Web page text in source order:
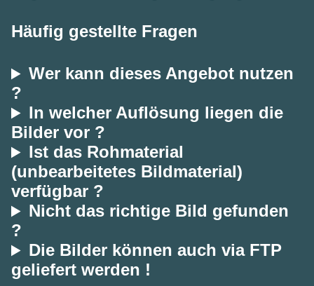
Häufig gestellte Fragen
Wer kann dieses Angebot nutzen
?
In welcher Auflösung liegen die
Bilder vor ?
Ist das Rohmaterial
(unbearbeitetes Bildmaterial)
verfügbar ?
Nicht das richtige Bild gefunden
?
Die Bilder können auch via FTP
geliefert werden !